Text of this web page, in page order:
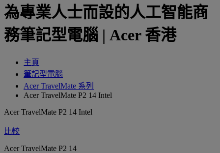
為專業人士而設的人工智能商
務筆記型電腦 | Acer 香港
主頁
筆記型電腦
Acer TravelMate 系列
Acer TravelMate P2 14 Intel
Acer TravelMate P2 14 Intel
比較
Acer TravelMate P2 14